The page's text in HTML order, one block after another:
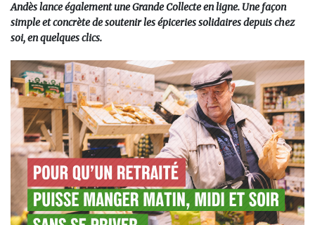
Andès lance également une Grande Collecte en ligne. Une façon
simple et concrète de soutenir les épiceries solidaires depuis chez
soi, en quelques clics.